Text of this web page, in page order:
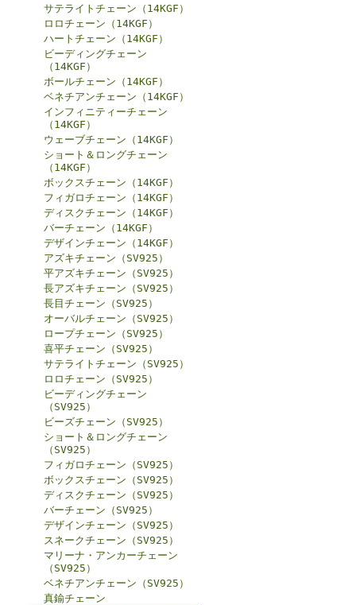
サテライトチェーン（14KGF）
ロロチェーン（14KGF）
ハートチェーン（14KGF）
ビーディングチェーン
（14KGF）
ボールチェーン（14KGF）
ベネチアンチェーン（14KGF）
インフィニティーチェーン
（14KGF）
ウェーブチェーン（14KGF）
ショート＆ロングチェーン
（14KGF）
ボックスチェーン（14KGF）
フィガロチェーン（14KGF）
ディスクチェーン（14KGF）
バーチェーン（14KGF）
デザインチェーン（14KGF）
アズキチェーン（SV925）
平アズキチェーン（SV925）
長アズキチェーン（SV925）
長目チェーン（SV925）
オーバルチェーン（SV925）
ロープチェーン（SV925）
喜平チェーン（SV925）
サテライトチェーン（SV925）
ロロチェーン（SV925）
ビーディングチェーン
（SV925）
ビーズチェーン（SV925）
ショート＆ロングチェーン
（SV925）
フィガロチェーン（SV925）
ボックスチェーン（SV925）
ディスクチェーン（SV925）
バーチェーン（SV925）
デザインチェーン（SV925）
スネークチェーン（SV925）
マリーナ・アンカーチェーン
（SV925）
ベネチアンチェーン（SV925）
真鍮チェーン